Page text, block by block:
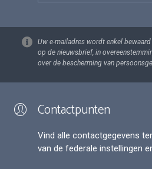
Uw e-mailadres wordt enkel
op de nieuwsbrief, in
over de bescherming van
Contactpunten
Vind alle contactgegevens
van de federale instellingen